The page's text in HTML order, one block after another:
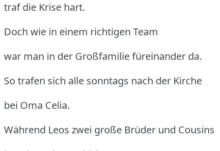
traf die Krise hart.
Doch wie in einem richtigen Team
war man in der Großfamilie füreinander da.
So trafen sich alle sonntags nach der Kirche
bei Oma Celia.
Während Leos zwei große Brüder und Cousins